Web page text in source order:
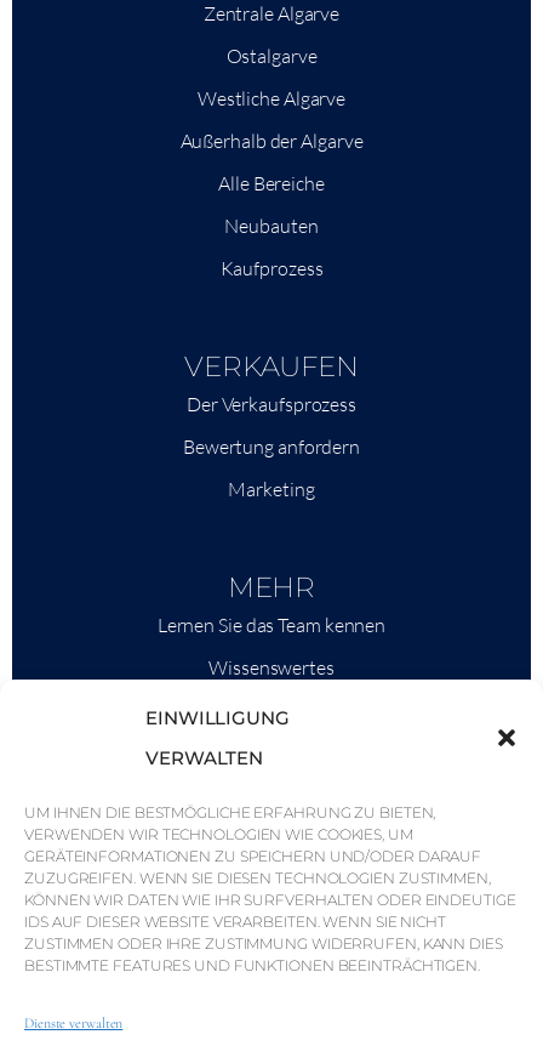
EINWILLIGUNG
VERWALTEN
UM IHNEN DIE BESTMÖGLICHE ERFAHRUNG ZU BIETEN,
VERWENDEN WIR TECHNOLOGIEN WIE COOKIES, UM
GERÄTEINFORMATIONEN ZU SPEICHERN UND/ODER DARAUF
ZUZUGREIFEN. WENN SIE DIESEN TECHNOLOGIEN ZUSTIMMEN,
KÖNNEN WIR DATEN WIE IHR SURFVERHALTEN ODER EINDEUTIGE
IDS AUF DIESER WEBSITE VERARBEITEN. WENN SIE NICHT
ZUSTIMMEN ODER IHRE ZUSTIMMUNG WIDERRUFEN, KANN DIES
BESTIMMTE FEATURES UND FUNKTIONEN BEEINTRÄCHTIGEN.
Dienste verwalten
Zentrale Algarve
Ostalgarve
Westliche Algarve
Außerhalb der Algarve
Alle Bereiche
Neubauten
Kaufprozess
VERKAUFEN
Der Verkaufsprozess
Bewertung anfordern
Marketing
MEHR
Lernen Sie das Team kennen
Wissenswertes
Savills
Marktinformationen
Nachrichten & Veranstaltungen
Karten der Region
Gemeinschaft
Karriere